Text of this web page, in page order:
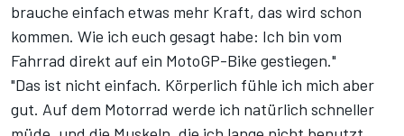
brauche einfach etwas mehr Kraft, das wird schon
kommen. Wie ich euch gesagt habe: Ich bin vom
Fahrrad direkt auf ein MotoGP-Bike gestiegen."
"Das ist nicht einfach. Körperlich fühle ich mich aber
gut. Auf dem Motorrad werde ich natürlich schneller